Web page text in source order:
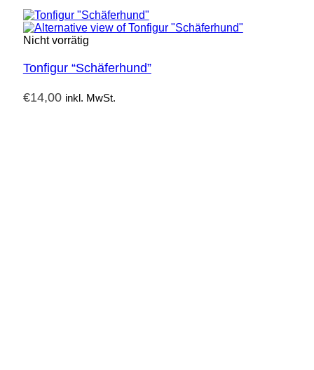
Nicht vorrätig
Tonfigur “Schäferhund”
€14,00 inkl. MwSt.